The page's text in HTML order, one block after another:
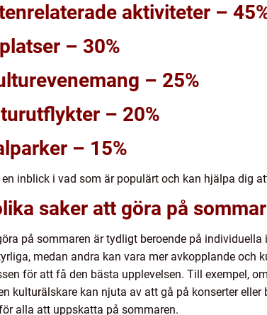
aktiviteter –
– 30%
– 25%
– 20%
– 15%
inblick i vad som är populärt och kan hjälpa dig
saker att göra på
på sommaren är tydligt beroende på
medan andra kan vara mer avkopplande och
för att få den bästa upplevelsen. Till exempel,
kulturälskare kan njuta av att gå på konserter
alla att uppskatta på sommaren.